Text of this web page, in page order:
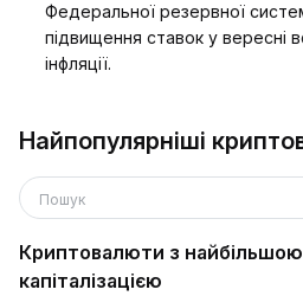
Федеральної резервної
підвищення ставок у вересні
інфляції.
Найпопулярніші
Пошук
Криптовалюти з
капіталізацією